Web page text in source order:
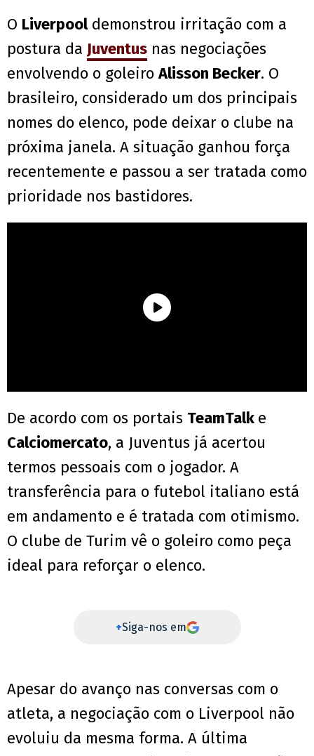
O Liverpooldemonstrou irritação com a
postura da Juventus nas negociações
envolvendo o goleiroAlisson Becker. O
brasileiro, considerado um dos principais
nomes do elenco, pode deixar o clube na
próxima janela. A situação ganhou força
recentemente e passou a ser tratada como
prioridade nos bastidores.
De acordo com os portais TeamTalk e
Calciomercato, a Juventus já acertou
termos pessoais com o jogador. A
transferência para o futebol italiano está
em andamento e é tratada com otimismo.
O clube de Turim vê o goleiro como peça
ideal para reforçar o elenco.
+Siga-nos em
Apesar do avanço nas conversas com o
atleta, a negociação com o Liverpool não
evoluiu da mesma forma. A última